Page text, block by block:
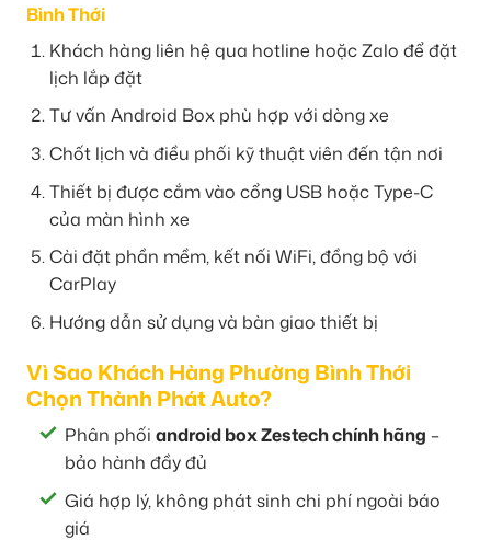
Bình Thới
Khách hàng liên hệ qua hotline hoặc Zalo để đặt
lịch lắp đặt
Tư vấn Android Box phù hợp với dòng xe
Chốt lịch và điều phối kỹ thuật viên đến tận nơi
Thiết bị được cắm vào cổng USB hoặc Type-C
của màn hình xe
Cài đặt phần mềm, kết nối WiFi, đồng bộ với
CarPlay
Hướng dẫn sử dụng và bàn giao thiết bị
Vì Sao Khách Hàng Phường Bình Thới
Chọn Thành Phát Auto?
Phân phối android box Zestech chính hãng –
bảo hành đầy đủ
Giá hợp lý, không phát sinh chi phí ngoài báo
giá